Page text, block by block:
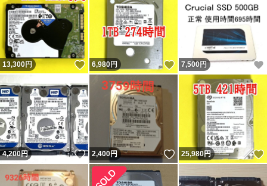
13,300円 いいね！
6,980円 いいね！
7,500円
4,200円 いいね！
2,400円 いいね！
25,980円